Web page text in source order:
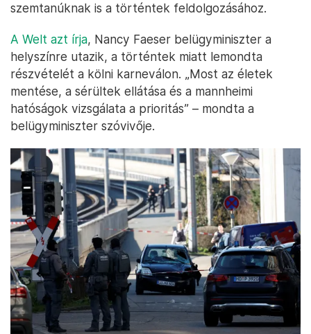
szemtanúknak is a történtek feldolgozásához.
A Welt azt írja, Nancy Faeser belügyminiszter a
helyszínre utazik, a történtek miatt lemondta
részvételét a kölni karneválon. „Most az életek
mentése, a sérültek ellátása és a mannheimi
hatóságok vizsgálata a prioritás” – mondta a
belügyminiszter szóvivője.